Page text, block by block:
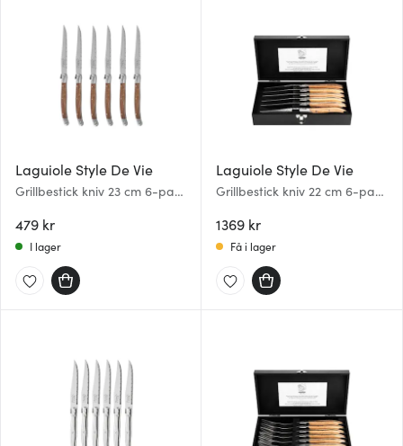
Laguiole Style De Vie
Grillbestick kniv 23 cm 6-pack
479 kr
I lager
Laguiole Style De Vie
Grillbestick kniv 22 cm 6-pack
1369 kr
Få i lager